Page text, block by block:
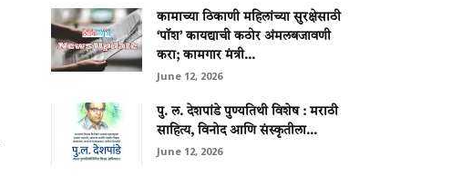
कामाच्या ठिकाणी महिलांच्या सुरक्षेसाठी
‘पॉश’ कायद्याची कठोर अंमलबजावणी
करा; कामगार मंत्री...
June 12, 2026
पु. ल. देशपांडे पुण्यतिथी विशेष : मराठी
साहित्य, विनोद आणि संस्कृतीला...
June 12, 2026